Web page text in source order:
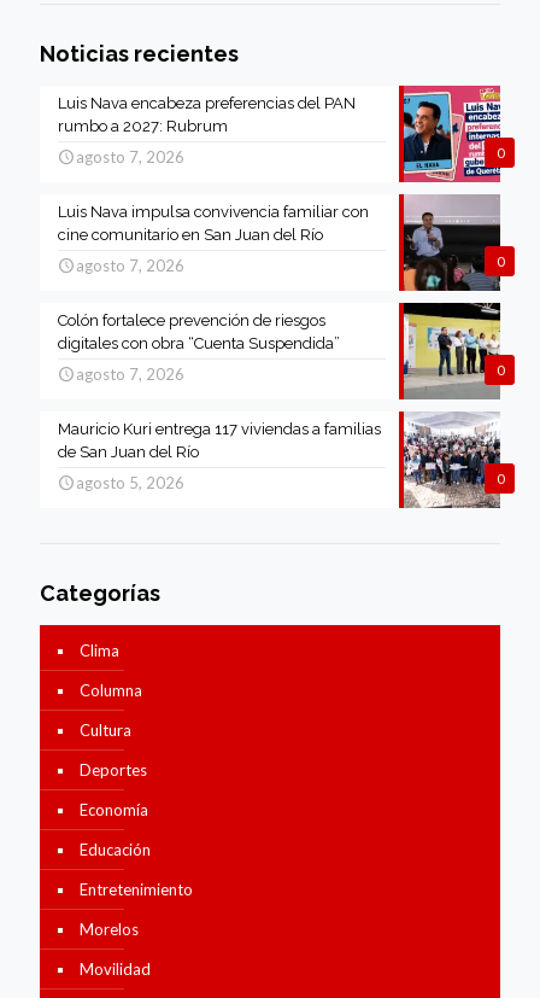
Noticias recientes
0
Luis Nava encabeza preferencias del PAN
rumbo a 2027: Rubrum
agosto 7, 2026
0
Luis Nava impulsa convivencia familiar con
cine comunitario en San Juan del Río
agosto 7, 2026
0
Colón fortalece prevención de riesgos
digitales con obra “Cuenta Suspendida”
agosto 7, 2026
0
Mauricio Kuri entrega 117 viviendas a familias
de San Juan del Río
agosto 5, 2026
Categorías
Clima
Columna
Cultura
Deportes
Economía
Educación
Entretenimiento
Morelos
Movilidad